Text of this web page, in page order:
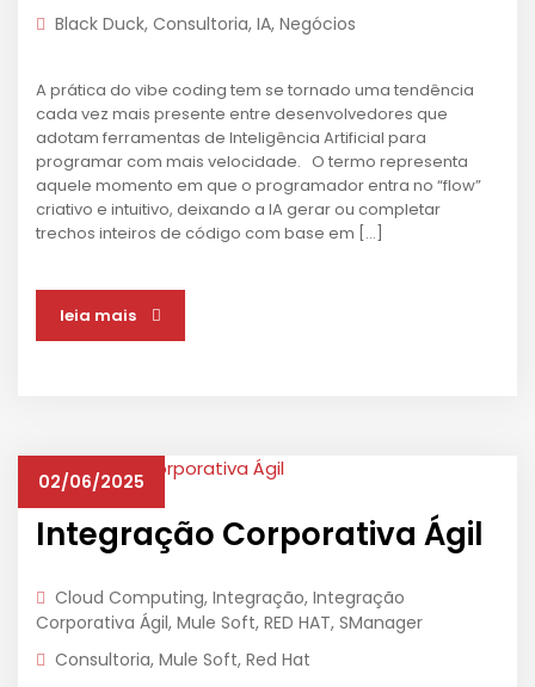
Black Duck, Consultoria, IA, Negócios
A prática do vibe coding tem se tornado uma tendência
cada vez mais presente entre desenvolvedores que
adotam ferramentas de Inteligência Artificial para
programar com mais velocidade. O termo representa
aquele momento em que o programador entra no “flow”
criativo e intuitivo, deixando a IA gerar ou completar
trechos inteiros de código com base em […]
leia mais
02/06/2025
Integração Corporativa Ágil
Cloud Computing, Integração, Integração
Corporativa Ágil, Mule Soft, RED HAT, SManager
Consultoria, Mule Soft, Red Hat